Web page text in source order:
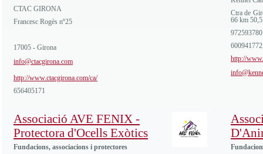
CTAC GIRONA
Francesc Rogès nº25
17005 - Girona
info@ctacgirona.com
http://www.ctacgirona.com/ca/
656405171
Ctra de
66 km 50,5
972593780
600941772
http://
Associació AVE FENIX -
Protectora d'Ocells Exòtics
Fundacions, associacions i protectores